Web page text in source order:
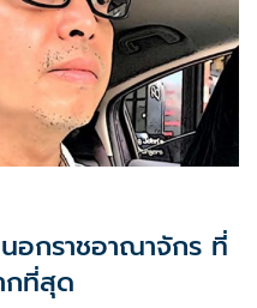
อกราชอาณาจักร ที่
ที่สุด